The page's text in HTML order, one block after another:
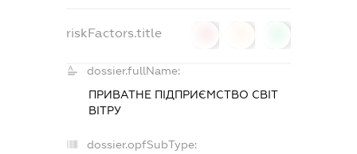
riskFactors.title
dossier.fullName:
ПРИВАТНЕ ПІДПРИЄМСТВО СВІТ
ВІТРУ
dossier.opfSubType: